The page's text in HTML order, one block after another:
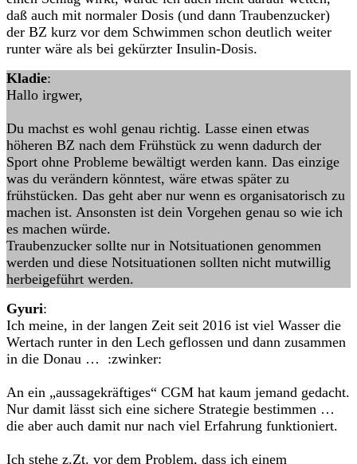
daß auch mit normaler Dosis (und dann Traubenzucker)
der BZ kurz vor dem Schwimmen schon deutlich weiter
runter wäre als bei gekürzter Insulin-Dosis.
Kladie:
Hallo irgwer,
Du machst es wohl genau richtig. Lasse einen etwas
höheren BZ nach dem Frühstück zu wenn dadurch der
Sport ohne Probleme bewältigt werden kann. Das einzige
was du verändern könntest, wäre etwas später zu
frühstücken. Das geht aber nur wenn es organisatorisch zu
machen ist. Ansonsten ist dein Vorgehen genau so wie ich
es machen würde.
Traubenzucker sollte nur in Notsituationen genommen
werden und diese Notsituationen sollten nicht mutwillig
herbeigeführt werden.
Gyuri:
Ich meine, in der langen Zeit seit 2016 ist viel Wasser die
Wertach runter in den Lech geflossen und dann zusammen
in die Donau … :zwinker:
An ein „aussagekräftiges“ CGM hat kaum jemand gedacht.
Nur damit lässt sich eine sichere Strategie bestimmen …
die aber auch damit nur nach viel Erfahrung funktioniert.
Ich stehe z.Zt. vor dem Problem, dass ich einem